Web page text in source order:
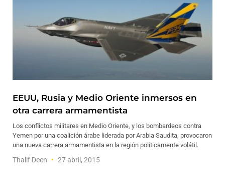
EEUU, Rusia y Medio Oriente inmersos en
otra carrera armamentista
Los conflictos militares en Medio Oriente, y los bombardeos contra
Yemen por una coalición árabe liderada por Arabia Saudita, provocaron
una nueva carrera armamentista en la región políticamente volátil.
Thalif Deen 27 abril, 2015